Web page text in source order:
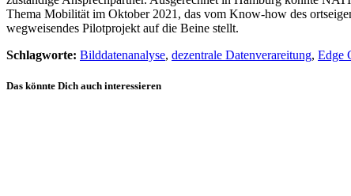
Thema Mobilität im Oktober 2021, das vom Know-how des
wegweisendes Pilotprojekt auf die Beine stellt.
Schlagworte: Bilddatenanalyse, dezentrale Datenverareitung, Edge
Das könnte Dich auch interessieren